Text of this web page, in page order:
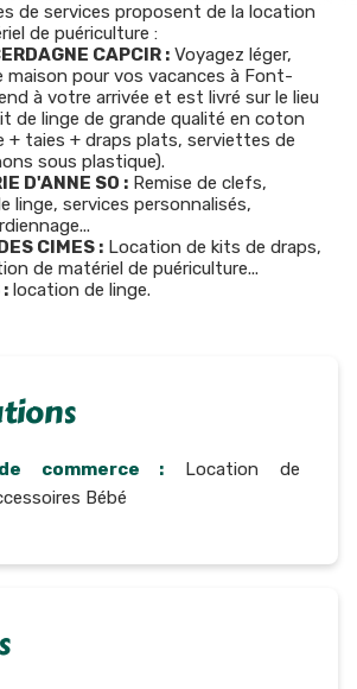
de services proposent de la location
de puériculture :
CAPCIR : Voyagez léger,
maison pour vos vacances à Font-
à votre arrivée et est livré sur le lieu
de linge de grande qualité en coton
+ taies + draps plats, serviettes de
sous plastique).
D'ANNE SO : Remise de clefs,
linge, services personnalisés,
CIMES : Location de kits de draps,
de matériel de puériculture...
: location de linge.
commerce : Location de
Bébé